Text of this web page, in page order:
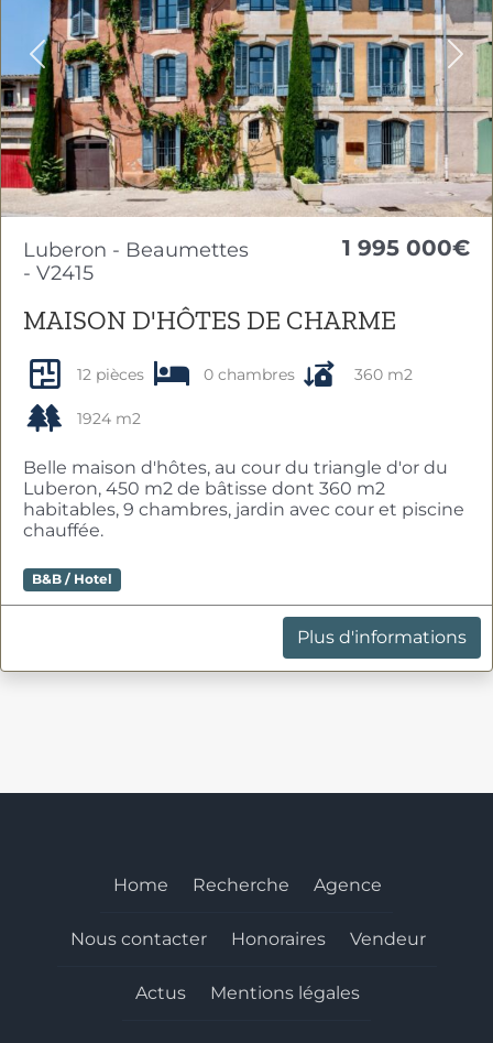
Previous
Luberon - Beaumettes
- V2415
1 995 000€
MAISON D'HÔTES DE CHARME
12 pièces 0 chambres 360 m2
1924 m2
Belle maison d'hôtes, au cour du triangle d'or du
Luberon, 450 m2 de bâtisse dont 360 m2
habitables, 9 chambres, jardin avec cour et piscine
chauffée.
B&B / Hotel
Plus d'informations
Home Recherche Agence
Nous contacter Honoraires Vendeur
Actus Mentions légales